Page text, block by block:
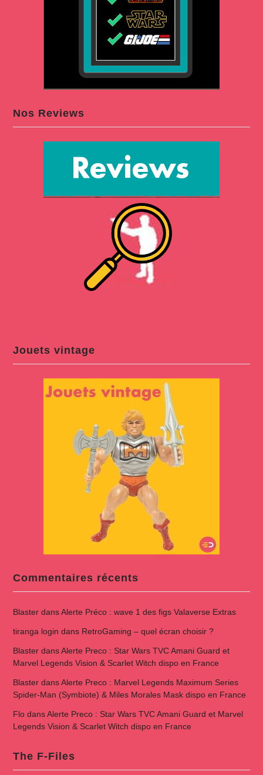
Nos Reviews
Jouets vintage
Commentaires récents
BlasterdansAlerte Préco : wave 1 des figs Valaverse Extras
tiranga login dans RetroGaming – quel écran choisir ?
BlasterdansAlerte Preco : Star Wars TVC Amani Guard et
Marvel Legends Vision & Scarlet Witch dispo en France
BlasterdansAlerte Preco : Marvel Legends Maximum Series
Spider-Man (Symbiote) & Miles Morales Mask dispo en France
FlodansAlerte Preco : Star Wars TVC Amani Guard et Marvel
Legends Vision & Scarlet Witch dispo en France
The F-Files